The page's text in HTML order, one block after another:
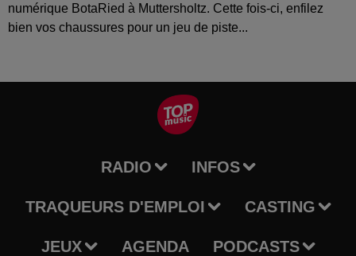
numérique BotaRied à Muttersholtz. Cette fois-ci, enfilez
bien vos chaussures pour un jeu de piste...
RADIO INFOS
TRAQUEURS D'EMPLOI CASTING
JEUX AGENDA PODCASTS